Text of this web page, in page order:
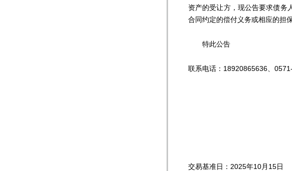
资产的受让方，现公告要求债务
合同约定的偿付义务或相应的担
特此公告
联系电话：18920865636、
交易基准日：